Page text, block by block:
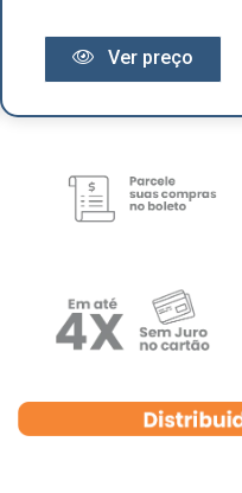
Ver preço